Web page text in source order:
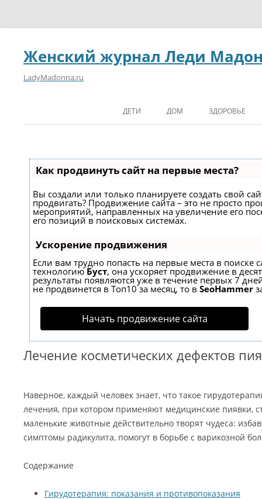
Женский журнал Леди
LadyMadonna.ru
ДЕТИ ДОМ ЗДОРОВЬЕ
Как продвинуть сайт на первые места?
Вы создали или только планируете создать свой
продвигать? Продвижение сайта – это не просто
мероприятий, направленных на увеличение его
его позиций в поисковых системах.
Ускорение продвижения
Если вам трудно попасть на первые места в поиске
технологиюБуст, она ускоряет продвижение в
результаты появляются уже в течение первых 7
не продвинется в Топ10 за месяц, то в SeoHammer
Начать продвижение сайта
Лечение косметических дефектов
Наверное, каждый человек знает, что такое
лечения, при котором применяют медицинские пиявки,
маленькие животные действительно творят чудеса:
симптомы радикулита, помогут в борьбе с варикозной
Содержание
Гирудотерапия: показания и противопоказания